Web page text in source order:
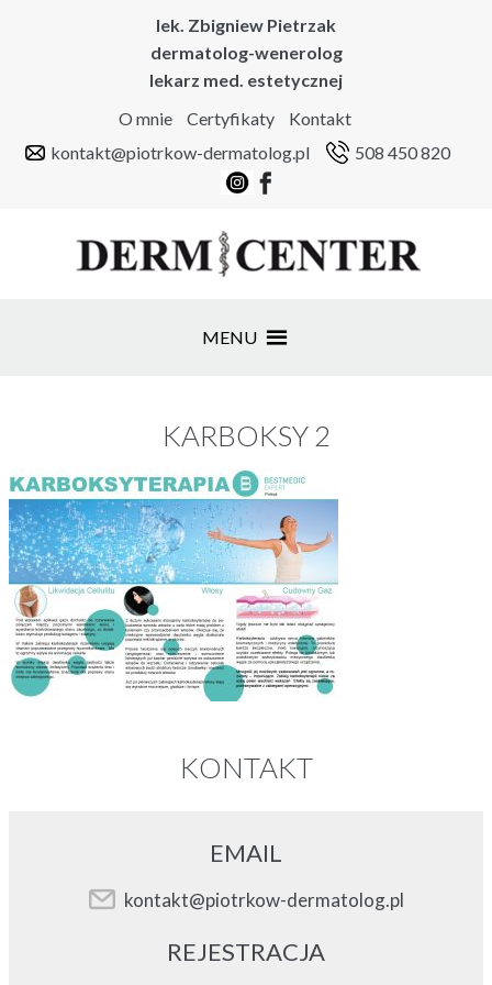
lek. Zbigniew Pietrzak
dermatolog-wenerolog
lekarz med. estetycznej
O mnie
Certyfikaty
Kontakt
kontakt@piotrkow-dermatolog.pl
508 450 820
MENU
KARBOKSY 2
KONTAKT
EMAIL
kontakt@piotrkow-dermatolog.pl
REJESTRACJA